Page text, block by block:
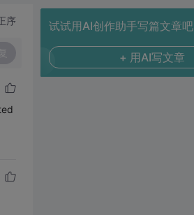
序 试试用AI创作助手写篇文章吧
+ 用AI写文章